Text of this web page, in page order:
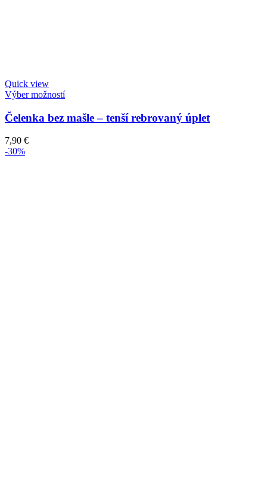
Quick view
Výber možností
Čelenka bez mašle – tenší rebrovaný úplet
7,90 €
-30%